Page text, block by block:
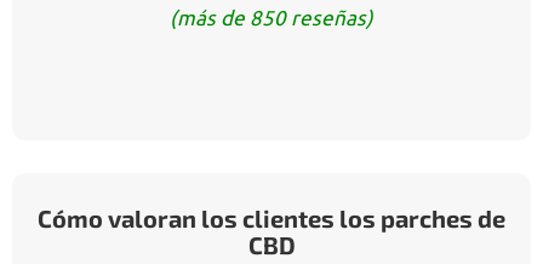
(más de 850 reseñas)
Cómo valoran los clientes los parches de
CBD